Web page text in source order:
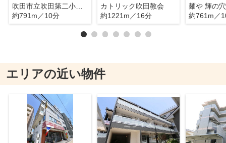
吹田市立吹田第二小学校
約791m／10分
カトリック吹田教会
約1221m／16分
麺や 輝の穴
約761m／
エリアの近い物件